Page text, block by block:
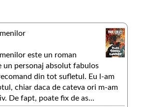
este un roman
un personaj absolut fabulos
din tot sufletul. Eu l-am
chiar daca de cateva ori m-am
De fapt, poate fix de as...